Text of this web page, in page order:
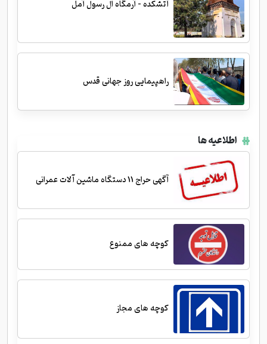
آتشکده - آرمگاه ال رسول آمل
راهپیمایی روز جهانی قدس
اطلاعیه ها
آگهی حراج 11 دستگاه ماشین آلات عمرانی
کوچه های ممنوع
کوچه های مجاز